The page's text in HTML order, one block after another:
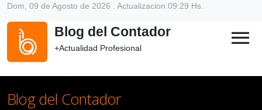
Dom, 09 de Agosto de 2026 . Actualizacion 09:29 Hs.
Blog del Contador
+Actualidad Profesional menu
Blog del Contador